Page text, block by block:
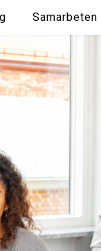
Samarbeten